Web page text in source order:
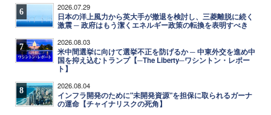
6 2026.07.29
日本の洋上風力から英大手が撤退を検討し、三菱離脱に続く
激震 ─ 政府はもう潔くエネルギー政策の転換を表明すべき
7 2026.08.03
米中間選挙に向けて選挙不正を防げるか ─ 中東外交を進め中
国を抑え込むトランプ【─The Liberty─ワシントン・レポー
ト】
8 2026.08.04
インフラ開発のために"未開発資源"を担保に取られるガーナ
の運命【チャイナリスクの死角】